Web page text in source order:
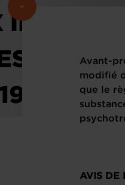
ET IV
Avant-
modifié
que le
AVIS DE